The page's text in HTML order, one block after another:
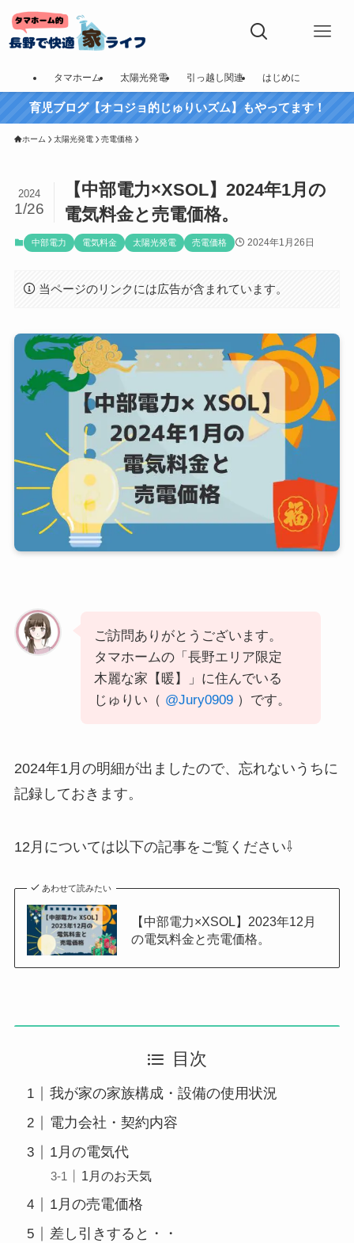
タマホーム 太陽光発電 引っ越し関連 はじめに
育児ブログ【オコジョ的じゅりいズム】もやってます！
ホーム 太陽光発電 売電価格
【中部電力×XSOL】2024年1月の
電気料金と売電価格。
2024
1/26
中部電力 電気料金 太陽光発電 売電価格 2024年1月26日
当ページのリンクには広告が含まれています。
ご訪問ありがとうございます。
タマホームの「長野エリア限定
木麗な家【暖】」に住んでいる
じゅりい（ @Jury0909）です。
2024年1月の明細が出ましたので、忘れないうちに
記録しておきます。
12月については以下の記事をご覧ください⇩
あわせて読みたい
【中部電力×XSOL】2023年12月
の電気料金と売電価格。
目次
我が家の家族構成・設備の使用状況
電力会社・契約内容
1月の電気代
1月のお天気
1月の売電価格
差し引きすると・・